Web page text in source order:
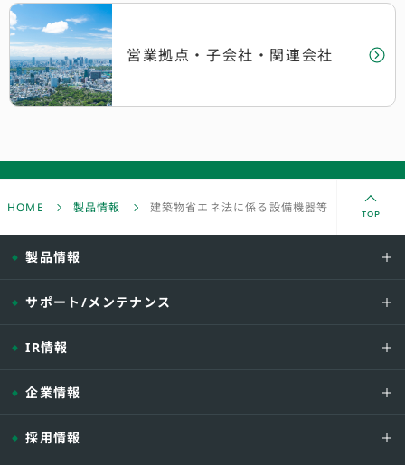
営業拠点・子会社 ・関連会社
HOME 製品情報 建築物省エネ法に係る設備機器等の性能確認書
TOP
製品情報
サポート/メンテナンス
IR情報
企業情報
採用情報